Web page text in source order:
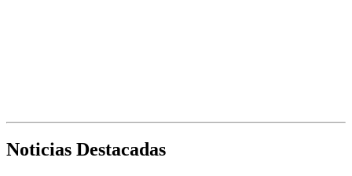
Noticias Destacadas